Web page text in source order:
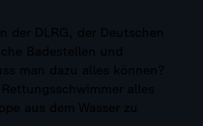
der DLRG, der Deutschen
Badestellen und
man dazu alles können?
alles
aus dem Wasser zu